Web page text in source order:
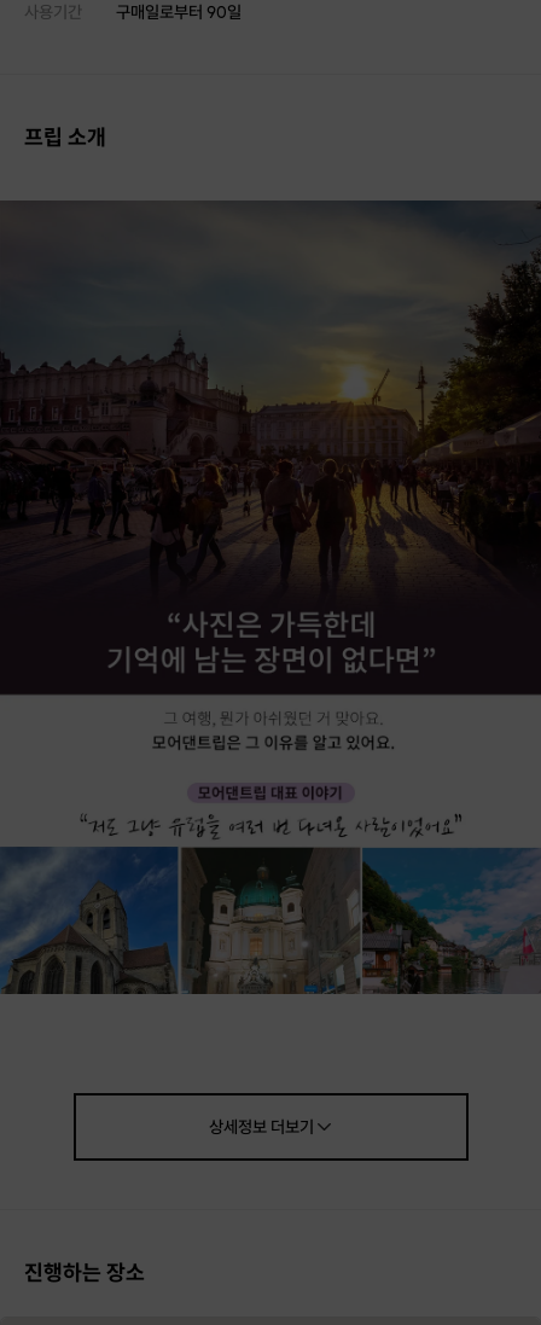
사용기간
구매일로부터 90일
프립 소개
상세정보더보기
진행하는 장소